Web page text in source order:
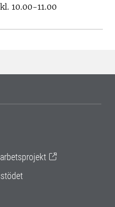
10.00-11.00